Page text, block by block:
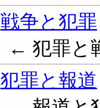
戦争と犯罪
← 犯罪と
犯罪と報道